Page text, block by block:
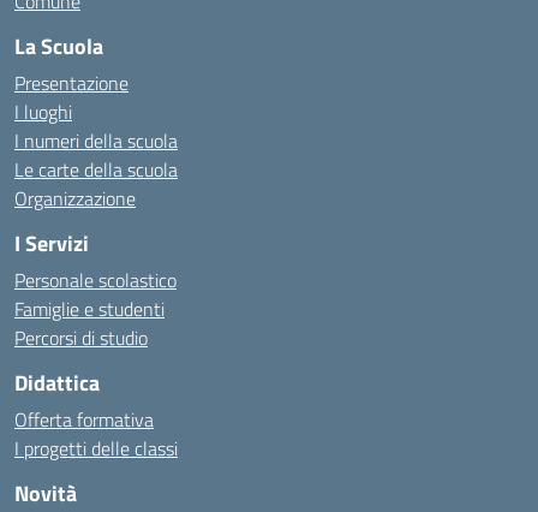
La Scuola
Presentazione
I luoghi
I numeri della scuola
Le carte della scuola
Organizzazione
I Servizi
Personale scolastico
Famiglie e studenti
Percorsi di studio
Didattica
Offerta formativa
I progetti delle classi
Novità